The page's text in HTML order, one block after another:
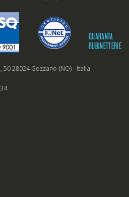
QUARANTA
RUBINETTERIE
50 28024 Gozzano (NO) - Italia